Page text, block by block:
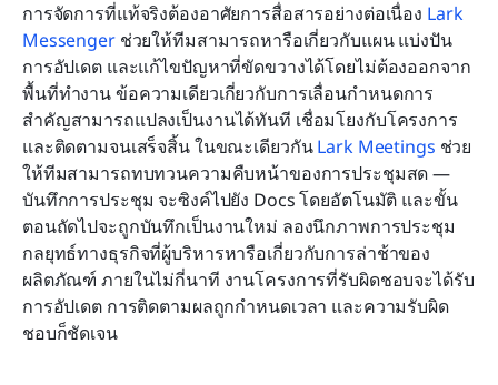
การจัดการที่แท้จริงต้องอาศัยการสื่อสารอย่างต่อเนื่อง Lark
Messenger ช่วยให้ทีมสามารถหารือเกี่ยวกับแผน แบ่งปัน
การอัปเดต และแก้ไขปัญหาที่ขัดขวางได้โดยไม่ต้องออกจาก
พื้นที่ทำงาน ข้อความเดียวเกี่ยวกับการเลื่อนกำหนดการ
สำคัญสามารถแปลงเป็นงานได้ทันที เชื่อมโยงกับโครงการ
และติดตามจนเสร็จสิ้น ในขณะเดียวกัน Lark Meetings ช่วย
ให้ทีมสามารถทบทวนความคืบหน้าของการประชุมสด —
บันทึกการประชุม จะซิงค์ไปยัง Docs โดยอัตโนมัติ และขั้น
ตอนถัดไปจะถูกบันทึกเป็นงานใหม่ ลองนึกภาพการประชุม
กลยุทธ์ทางธุรกิจที่ผู้บริหารหารือเกี่ยวกับการล่าช้าของ
ผลิตภัณฑ์ ภายในไม่กี่นาที งานโครงการที่รับผิดชอบจะได้รับ
การอัปเดต การติดตามผลถูกกำหนดเวลา และความรับผิด
ชอบก็ชัดเจน